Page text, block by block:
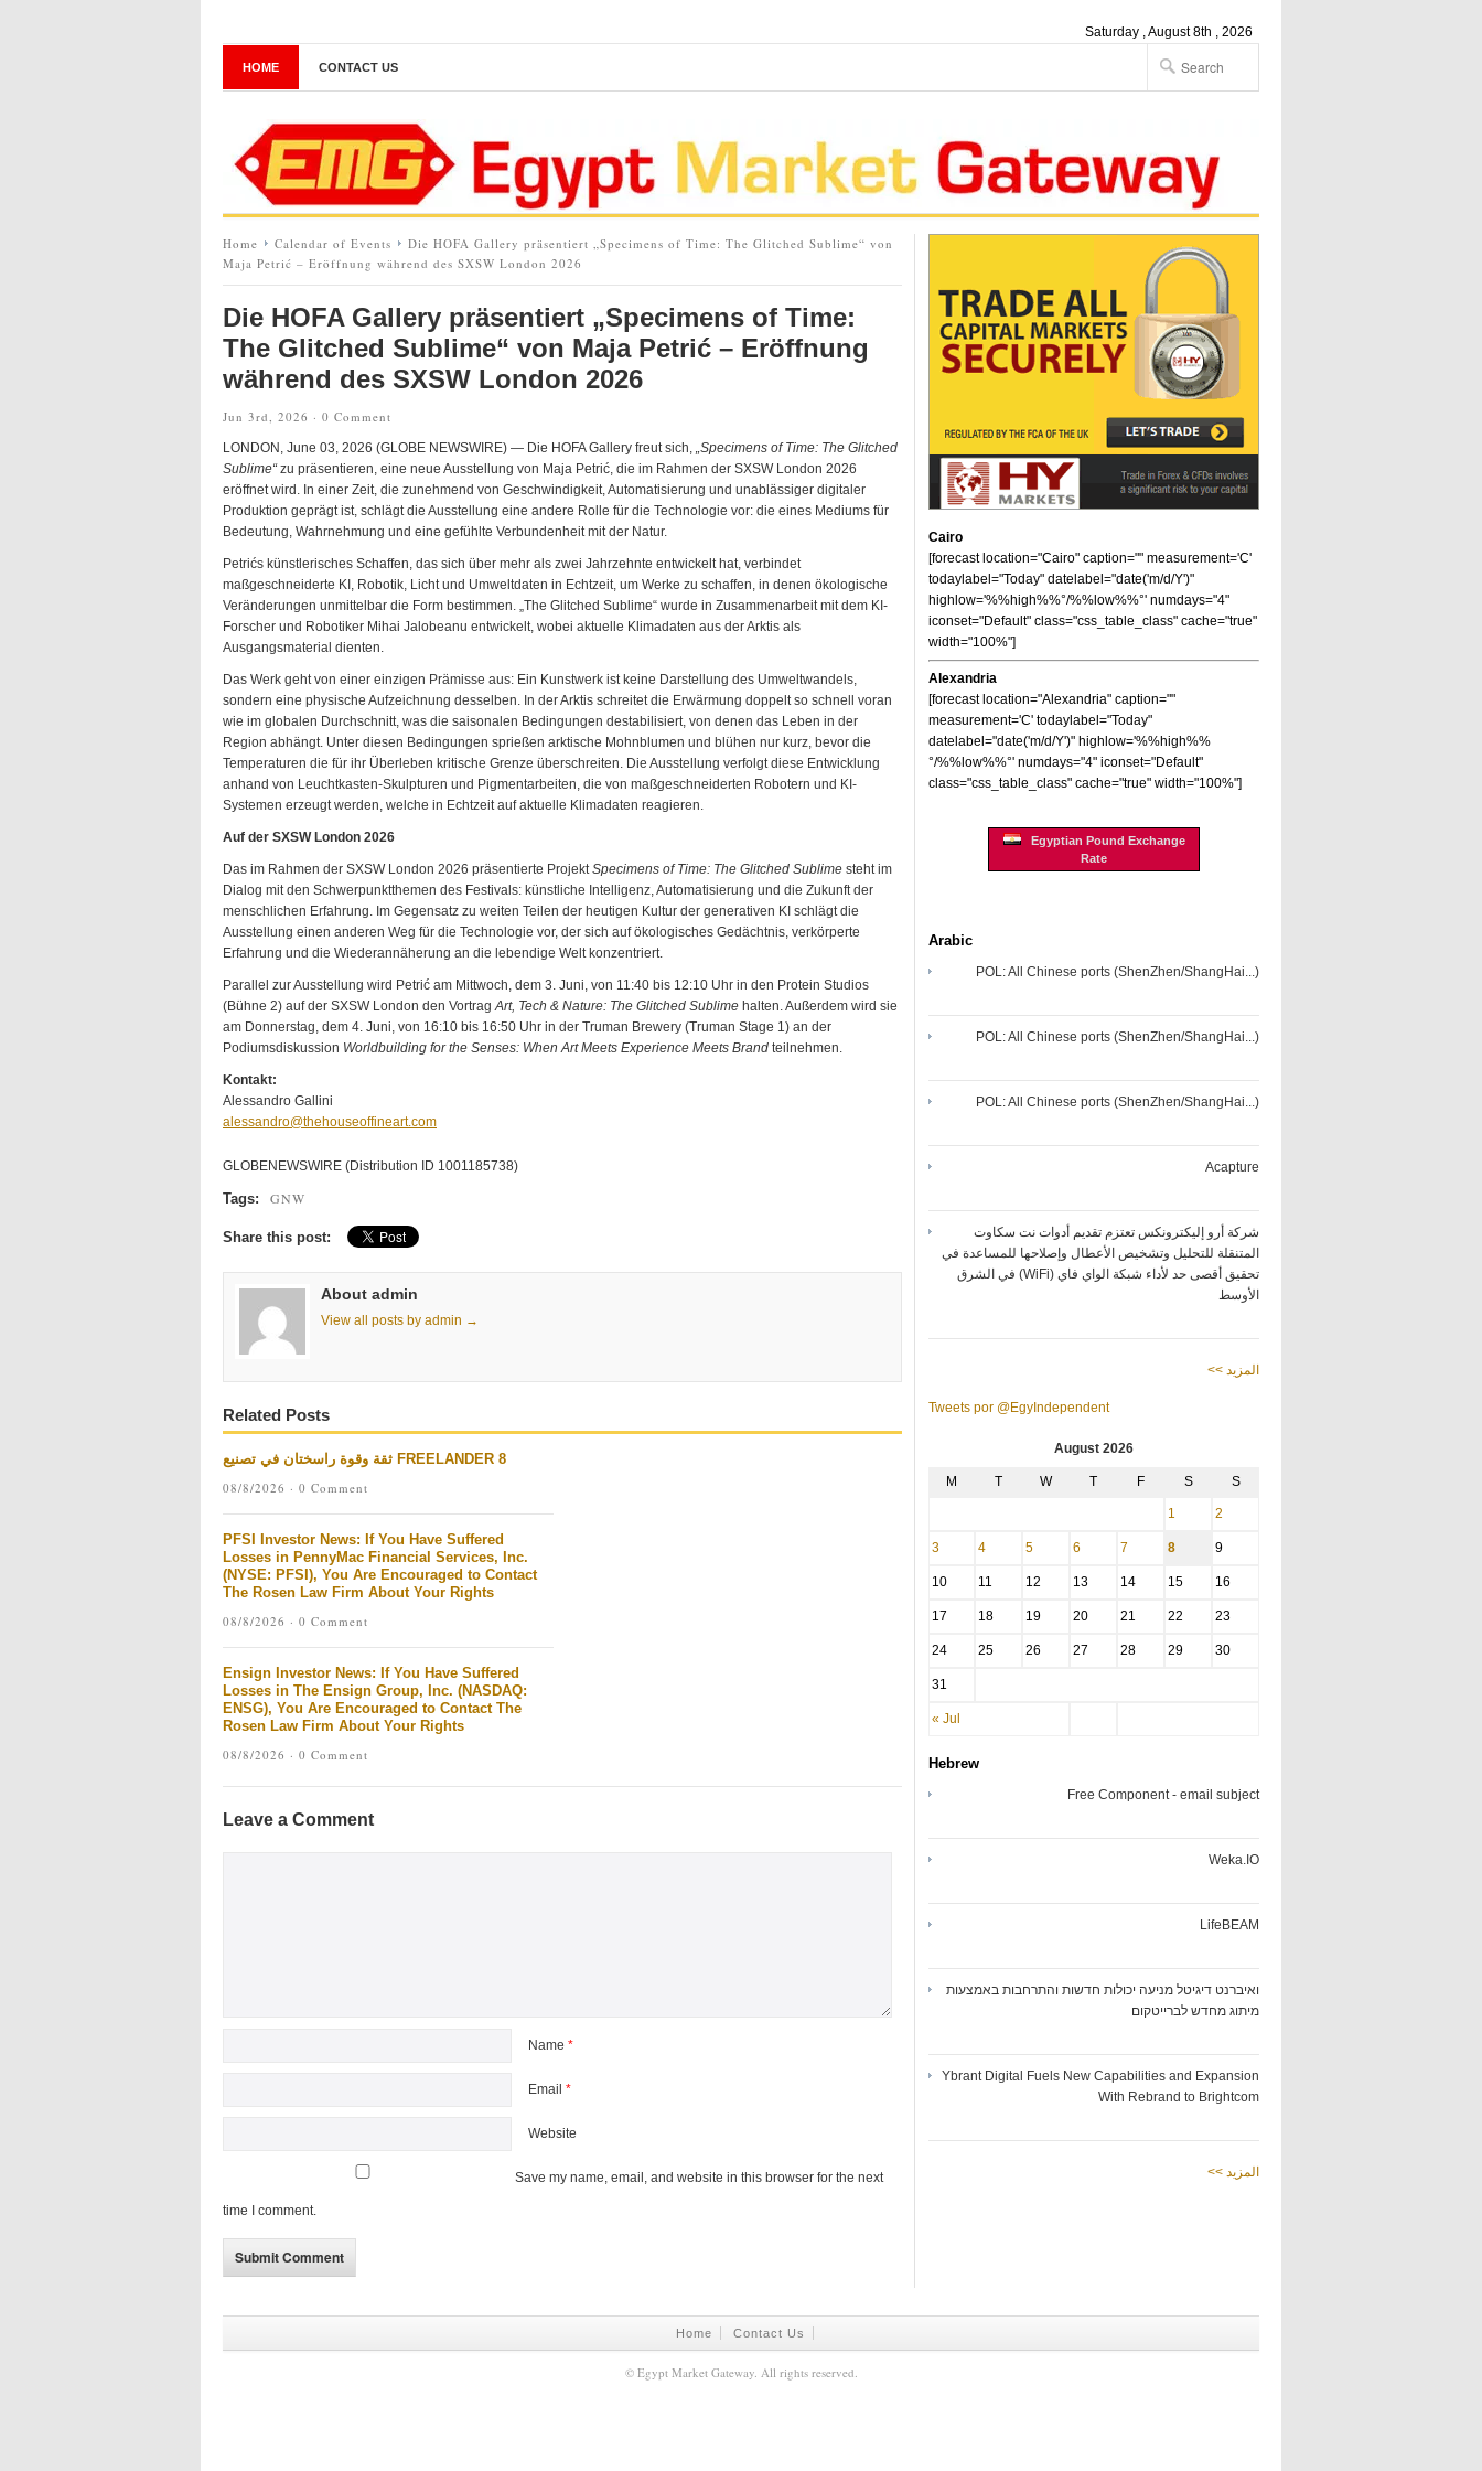
Saturday , August 8th , 2026
HOME CONTACT US
Home Calendar of Events
Die HOFA Gallery präsentiert „Specimens of Time: The Glitched Sublime“ von
Maja Petrić – Eröffnung während des SXSW London 2026
Die HOFA Gallery präsentiert „Specimens of Time:
The Glitched Sublime“ von Maja Petrić – Eröffnung
während des SXSW London 2026
Jun 3rd, 2026 · 0 Comment
LONDON, June 03, 2026 (GLOBE NEWSWIRE) — Die HOFA Gallery freut sich, „Specimens of Time: The Glitched
Sublime“zu präsentieren, eine neue Ausstellung von Maja Petrić, die im Rahmen der SXSW London 2026
eröffnet wird. In einer Zeit, die zunehmend von Geschwindigkeit, Automatisierung und unablässiger digitaler
Produktion geprägt ist, schlägt die Ausstellung eine andere Rolle für die Technologie vor: die eines Mediums für
Bedeutung, Wahrnehmung und eine gefühlte Verbundenheit mit der Natur.
Petrićs künstlerisches Schaffen, das sich über mehr als zwei Jahrzehnte entwickelt hat, verbindet
maßgeschneiderte KI, Robotik, Licht und Umweltdaten in Echtzeit, um Werke zu schaffen, in denen ökologische
Veränderungen unmittelbar die Form bestimmen. „The Glitched Sublime“ wurde in Zusammenarbeit mit dem KI-
Forscher und Robotiker Mihai Jalobeanu entwickelt, wobei aktuelle Klimadaten aus der Arktis als
Ausgangsmaterial dienten.
Das Werk geht von einer einzigen Prämisse aus: Ein Kunstwerk ist keine Darstellung des Umweltwandels,
sondern eine physische Aufzeichnung desselben. In der Arktis schreitet die Erwärmung doppelt so schnell voran
wie im globalen Durchschnitt, was die saisonalen Bedingungen destabilisiert, von denen das Leben in der
Region abhängt. Unter diesen Bedingungen sprießen arktische Mohnblumen und blühen nur kurz, bevor die
Temperaturen die für ihr Überleben kritische Grenze überschreiten. Die Ausstellung verfolgt diese Entwicklung
anhand von Leuchtkasten-Skulpturen und Pigmentarbeiten, die von maßgeschneiderten Robotern und KI-
Systemen erzeugt werden, welche in Echtzeit auf aktuelle Klimadaten reagieren.
Auf der SXSW London 2026
Das im Rahmen der SXSW London 2026 präsentierte ProjektSpecimens of Time: The Glitched Sublime steht im
Dialog mit den Schwerpunktthemen des Festivals: künstliche Intelligenz, Automatisierung und die Zukunft der
menschlichen Erfahrung. Im Gegensatz zu weiten Teilen der heutigen Kultur der generativen KI schlägt die
Ausstellung einen anderen Weg für die Technologie vor, der sich auf ökologisches Gedächtnis, verkörperte
Erfahrung und die Wiederannäherung an die lebendige Welt konzentriert.
Parallel zur Ausstellung wird Petrić am Mittwoch, dem 3. Juni, von 11:40 bis 12:10 Uhr in den Protein Studios
(Bühne 2) auf der SXSW London den VortragArt, Tech & Nature: The Glitched Sublime halten. Außerdem wird sie
am Donnerstag, dem 4. Juni, von 16:10 bis 16:50 Uhr in der Truman Brewery (Truman Stage 1) an der
Podiumsdiskussion Worldbuilding for the Senses: When Art Meets Experience Meets Brand teilnehmen.
Kontakt:
Alessandro Gallini
alessandro@thehouseoffineart.com
GLOBENEWSWIRE (Distribution ID 1001185738)
Tags: GNW
Share this post:
About admin
View all posts by admin →
Related Posts
ثقة وقوة راسختان في تصنيع FREELANDER 8
08/8/2026 · 0 Comment
PFSI Investor News: If You Have Suffered
Losses in PennyMac Financial Services, Inc.
(NYSE: PFSI), You Are Encouraged to Contact
The Rosen Law Firm About Your Rights
08/8/2026 · 0 Comment
Ensign Investor News: If You Have Suffered
Losses in The Ensign Group, Inc. (NASDAQ:
ENSG), You Are Encouraged to Contact The
Rosen Law Firm About Your Rights
08/8/2026 · 0 Comment
Leave a Comment
Name*
Email*
Website
Save my name, email, and website in this browser for the next
time I comment.
Cairo
[forecast location="Cairo" caption="" measurement='C'
todaylabel="Today" datelabel="date('m/d/Y')"
highlow='%%high%%°/%%low%%°' numdays="4"
iconset="Default" class="css_table_class" cache="true"
width="100%"]
Alexandria
[forecast location="Alexandria" caption=""
measurement='C' todaylabel="Today"
datelabel="date('m/d/Y')" highlow='%%high%%
°/%%low%%°' numdays="4" iconset="Default"
class="css_table_class" cache="true" width="100%"]
Egyptian Pound Exchange
Rate
Arabic
POL: All Chinese ports (ShenZhen/ShangHai...)
POL: All Chinese ports (ShenZhen/ShangHai...)
POL: All Chinese ports (ShenZhen/ShangHai...)
Acapture
شركة أرو إليكترونكس تعتزم تقديم أدوات نت سكاوت
المتنقلة للتحليل وتشخيص الأعطال وإصلاحها للمساعدة في
تحقيق أقصى حد لأداء شبكة الواي فاي (WiFi) في الشرق
الأوسط
<< المزيد
Tweets por @EgyIndependent
August 2026
M T W T F S S
« Jul
1 2
3 4 5 6 7 8 9
10 11 12 13 14 15 16
17 18 19 20 21 22 23
24 25 26 27 28 29 30
31
Hebrew
Free Component - email subject
Weka.IO
LifeBEAM
ואיברנט דיגיטל מניעה יכולות חדשות והתרחבות באמצעות
מיתוג מחדש לברייטקום
Ybrant Digital Fuels New Capabilities and Expansion
With Rebrand to Brightcom
<< المزيد
Home Contact Us
© Egypt Market Gateway. All rights reserved.